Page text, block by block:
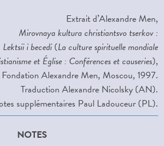
Extrait d’Alexandre Men,
Mirovnaya kultura christiantsvo tserkov :
Lektsii i becedi (La culture spirituelle mondiale
et Église : Conférences et causeries),
Fondation Alexandre Men, Moscou, 1997.
Traduction Alexandre Nicolsky (AN).
supplémentaires Paul Ladouceur (PL).
NOTES